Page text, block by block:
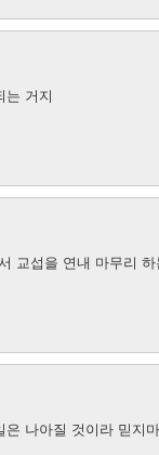
는 거지
교섭을 연내 마무리
은 나아질 것이라 믿지